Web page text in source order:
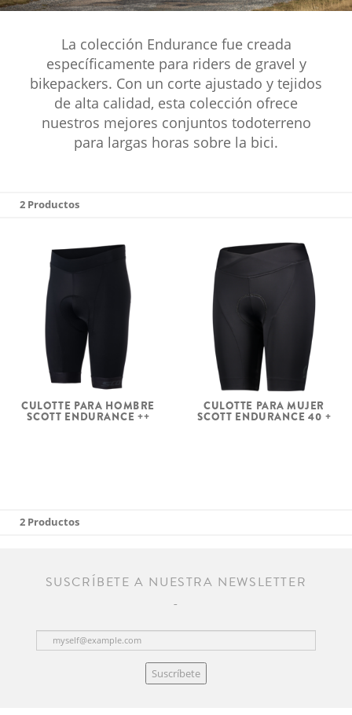
La colección Endurance fue creada
específicamente para riders de gravel y
bikepackers. Con un corte ajustado y tejidos
de alta calidad, esta colección ofrece
nuestros mejores conjuntos todoterreno
para largas horas sobre la bici.
2 Productos
CULOTTE PARA HOMBRE
SCOTT ENDURANCE ++
CULOTTE PARA MUJER
SCOTT ENDURANCE 40 +
2 Productos
SUSCRÍBETE A NUESTRA NEWSLETTER
Suscríbete